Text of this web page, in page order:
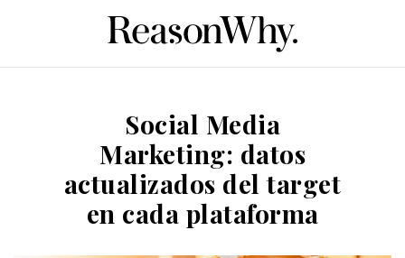
Social Media
Marketing: datos
actualizados del target
en cada plataforma